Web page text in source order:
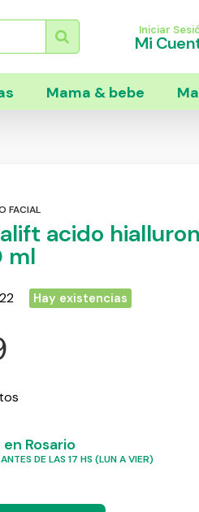
Iniciar
Mi
Mama & bebe
FACIAL
acido
ml
Hay existencias
Rosario
DE LAS 17 HS (LUN A VIER)